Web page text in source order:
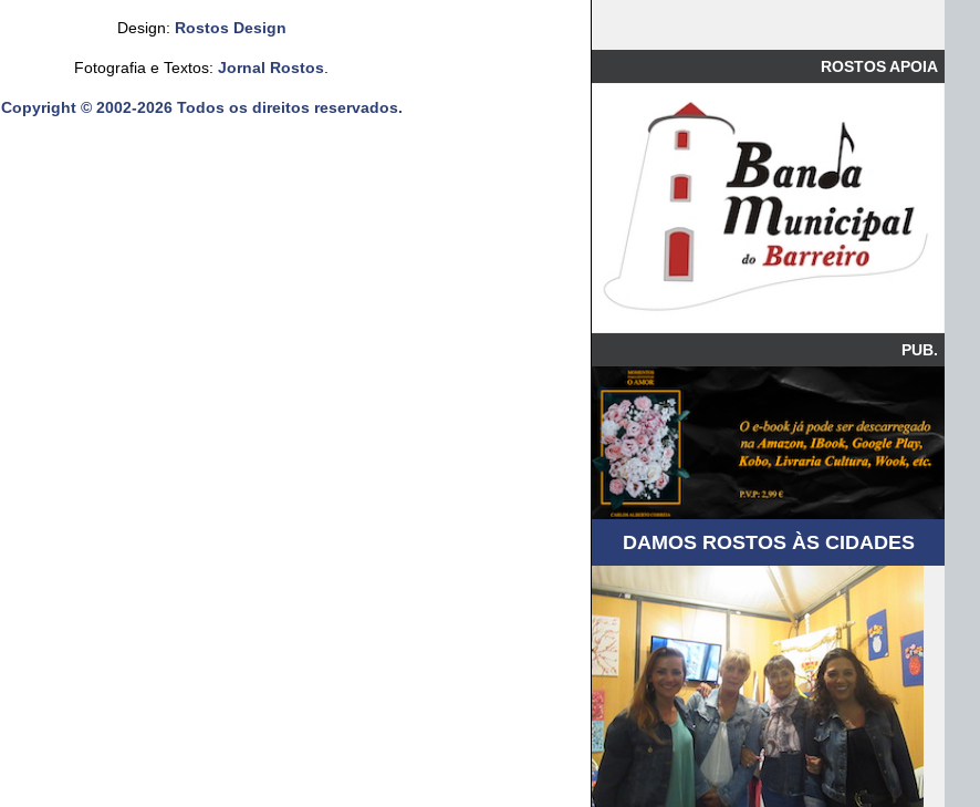
Design: Rostos Design
Fotografia e Textos: Jornal Rostos
Copyright © 2002-2026 Todos os direitos reservados.
ROSTOS APOIA
PUB.
DAMOS ROSTOS ÀS CIDADES